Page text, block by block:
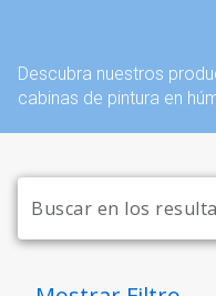
Descubra nuestros
cabinas de pintura en